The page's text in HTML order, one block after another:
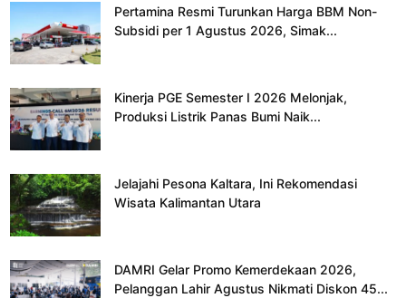
Pertamina Resmi Turunkan Harga BBM Non-
Subsidi per 1 Agustus 2026, Simak...
Kinerja PGE Semester I 2026 Melonjak,
Produksi Listrik Panas Bumi Naik...
Jelajahi Pesona Kaltara, Ini Rekomendasi
Wisata Kalimantan Utara
DAMRI Gelar Promo Kemerdekaan 2026,
Pelanggan Lahir Agustus Nikmati Diskon 45...